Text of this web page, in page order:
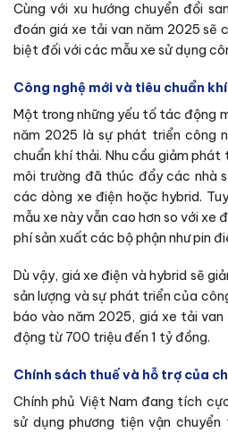
Cùng với xu hướng chuyển đổi
đoán giá xe tải van năm 2025 sẽ
biệt đối với các mẫu xe sử dụng
Công nghệ mới và tiêu chuẩn
Một trong những yếu tố tác động
năm 2025 là sự phát triển công
chuẩn khí thải. Nhu cầu giảm phát
môi trường đã thúc đẩy các nhà
các dòng xe điện hoặc hybrid.
mẫu xe này vẫn cao hơn so với xe
phí sản xuất các bộ phận như pin
Dù vậy, giá xe điện và hybrid sẽ
sản lượng và sự phát triển của
báo vào năm 2025, giá xe tải
động từ 700 triệu đến 1 tỷ đồng.
Chính sách thuế và hỗ trợ của
Chính phủ Việt Nam đang tích
sử dụng phương tiện vận